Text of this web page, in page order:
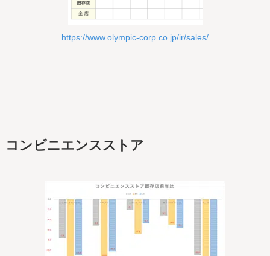
https://www.olympic-corp.co.jp/ir/sales/
コンビニエンスストア